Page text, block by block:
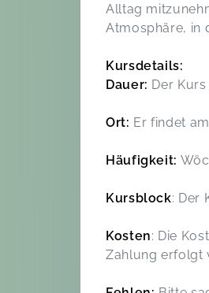
Alltag
Atmosphäre, in
Kursdetails:
Dauer: Der
Ort: Er findet
Häufigkeit:
Kursblock: Der
Kosten: Die
Zahlung erfolgt